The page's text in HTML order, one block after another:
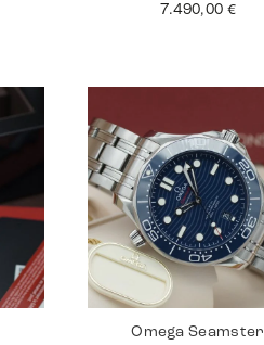
7.490,00 €
Omega Seamster